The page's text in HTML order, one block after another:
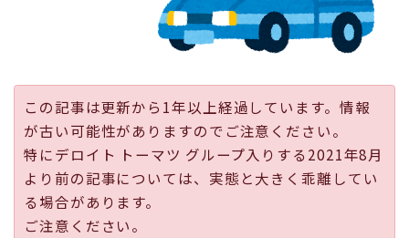
この記事は更新から1年以上経過しています。情報
が古い可能性がありますのでご注意ください。
特にデロイト トーマツ グループ入りする2021年8月
より前の記事については、実態と大きく乖離してい
る場合があります。
ご注意ください。